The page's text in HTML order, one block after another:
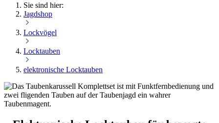
Sie sind hier:
Jagdshop
Lockvögel
Locktauben
elektronische Locktauben